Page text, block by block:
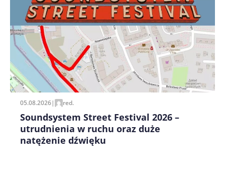
Zapamiętaj moje dane w tej przeglądarce podczas
pisania kolejnych komentarzy.
05.08.2026| red.
Soundsystem Street Festival 2026 –
utrudnienia w ruchu oraz duże
natężenie dźwięku